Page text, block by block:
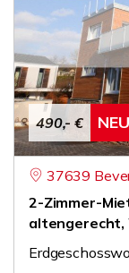
490,- € NEU
37639
2-Zimmer-
altengerecht,